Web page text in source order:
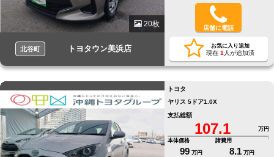
20枚
北谷町 トヨタウン美浜店
店舗に電話
お気に入り追加
現在 1 人が追加済
トヨタ
ヤリス 5ドア1.0X
支払総額
107.1
万円
本体価格
99 万円
諸費用
8.1 万円